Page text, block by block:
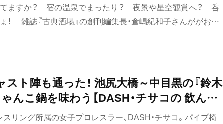
てますか？ 宿の温泉でまったり？ 夜景や星空観賞へ？ 呑
！ 雑誌『古典酒場』の創刊編集長・倉嶋紀和子さんががおす
ご案内。今回は北の異世界、岩手県盛岡市の櫻山横丁（東大
の間に酒場街が広がる不思議な光景と、心地いい盛岡の夜に
スト陣も通った！ 池尻大橋～中目黒の『鈴木
んこ鍋を味わう【DASH・チサコの 飲んだ
リング所属の女子プロレスラー、DASH・チサコ。パイプ椅